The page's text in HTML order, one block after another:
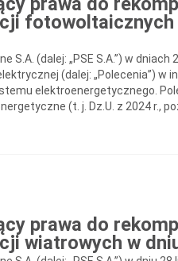
S.A. (dalej: „PSE S.A.”) w
(dalej: „Polecenia”) w
elektroenergetycznego.
(t. j. Dz.U. z 2024 r.,
prawa do
wiatrowych w